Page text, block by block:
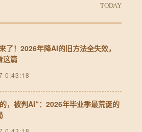
TODAY
了！2026年降AI的旧方法全失效，
这篇
0:43:18
，被判AI“：2026年毕业季最荒诞的